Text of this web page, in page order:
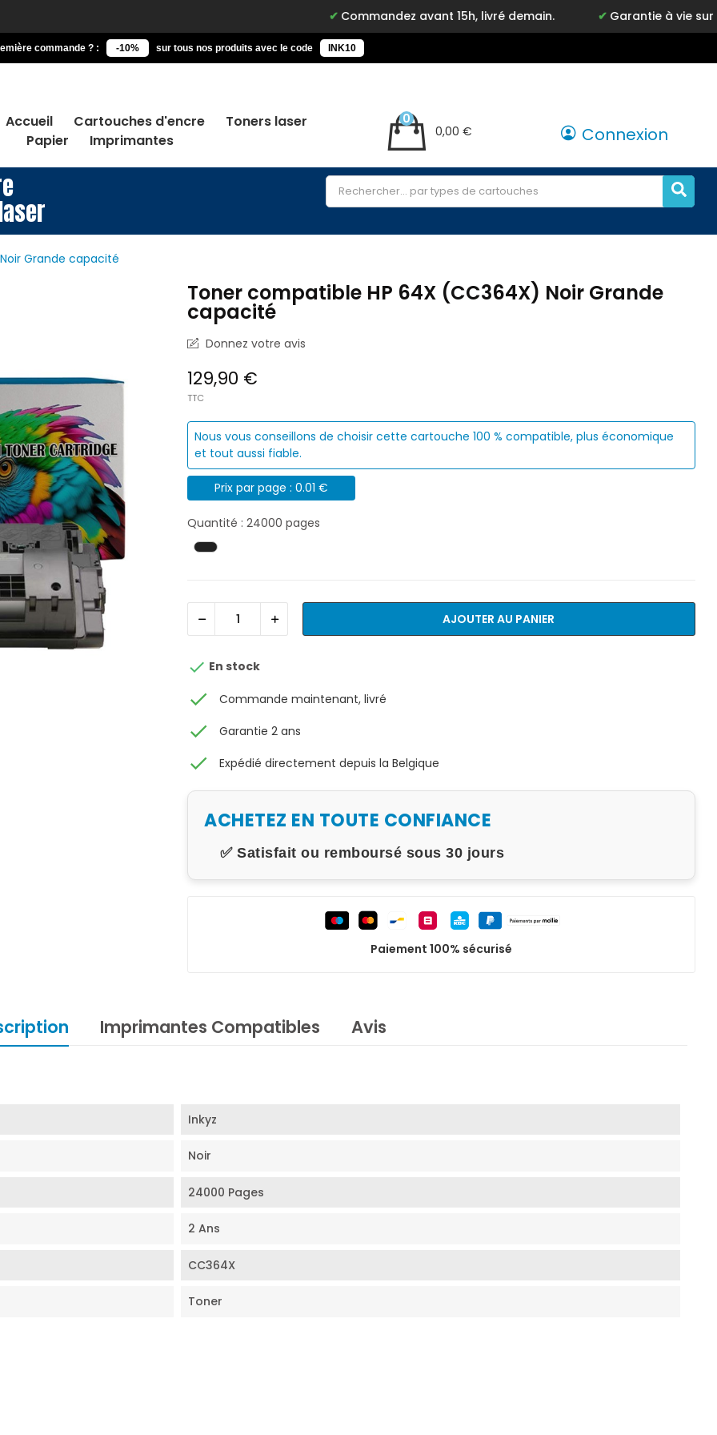
Commandez avant 15h, livré demain. Garantie à vie sur notre
commande ? : -10% sur tous nos produits avec le code INK10
Accueil Cartouches d'encre
Toners laser
Papier
Imprimantes
0,00 €
0
Connexion
Grande capacité
Toner compatible HP 64X (CC364X) Noir Grande
capacité
Donnez votre avis
129,90 €
TTC
Nous vous conseillons de choisir cette cartouche 100 % compatible, plus économique
et tout aussi fiable.
Prix par page : 0.01 €
Quantité : 24000 pages
AJOUTER AU PANIER
 En stock
check Commande maintenant, livré
check Garantie 2 ans
check Expédié directement depuis la Belgique
ACHETEZ EN TOUTE CONFIANCE
✅ Satisfait ou remboursé sous 30 jours
Paiement 100% sécurisé
Imprimantes Compatibles Avis
Inkyz
Noir
24000 Pages
2 Ans
CC364X
Toner